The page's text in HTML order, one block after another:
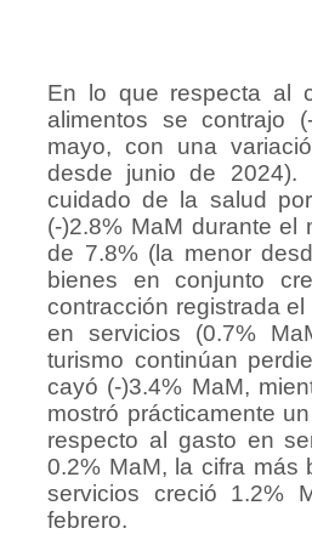
En lo que respecta al
alimentos se contrajo
mayo, con una
desde junio de
cuidado de la salud
(-)2.8% MaM durante el
de 7.8% (la menor
bienes en conjunto
contracción registrada
en servicios (0.7%
turismo continúan
cayó (-)3.4% MaM,
mostró prácticamente
respecto al gasto en
0.2% MaM, la cifra más
servicios creció 1.2%
febrero.